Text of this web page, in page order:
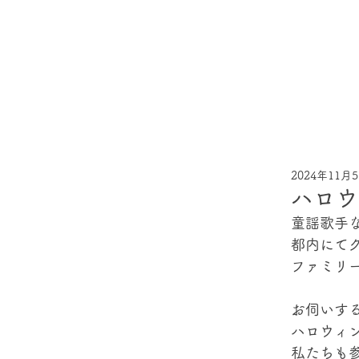
ハロ
2024年11月
童謡歌手
都内にて
ファミリ
お伺いす
ハロウィ
私たちも